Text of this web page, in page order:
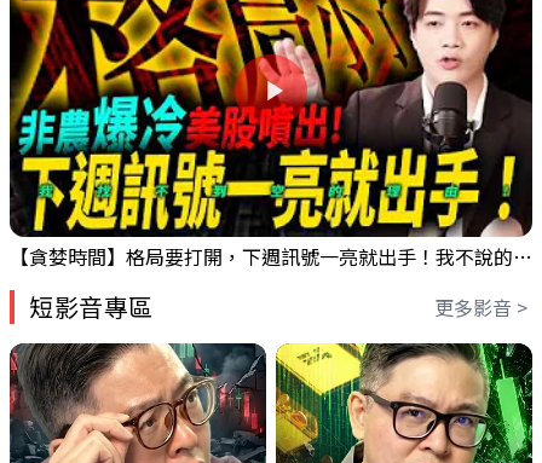
【貪婪時間】格局要打開，下週訊號一亮就出手！我不說的話還真一堆人不知道！｜錢進大趨勢 Mr.智霖 陳 2026/08/08
短影音專區 更多影音 >